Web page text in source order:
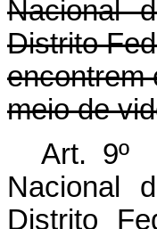
Nacional
Distrito
encontrem
meio de
Art. 9º
Nacional
Distrito